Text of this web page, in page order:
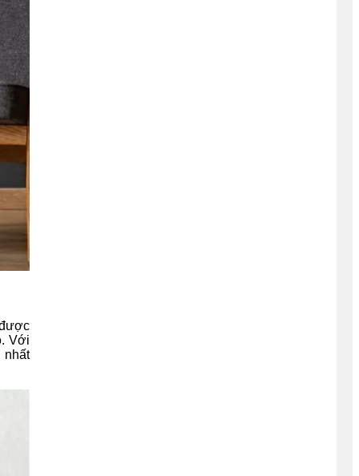
Với
nhất